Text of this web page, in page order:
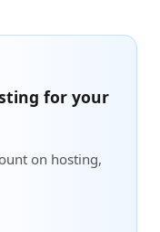
for your
on hosting,